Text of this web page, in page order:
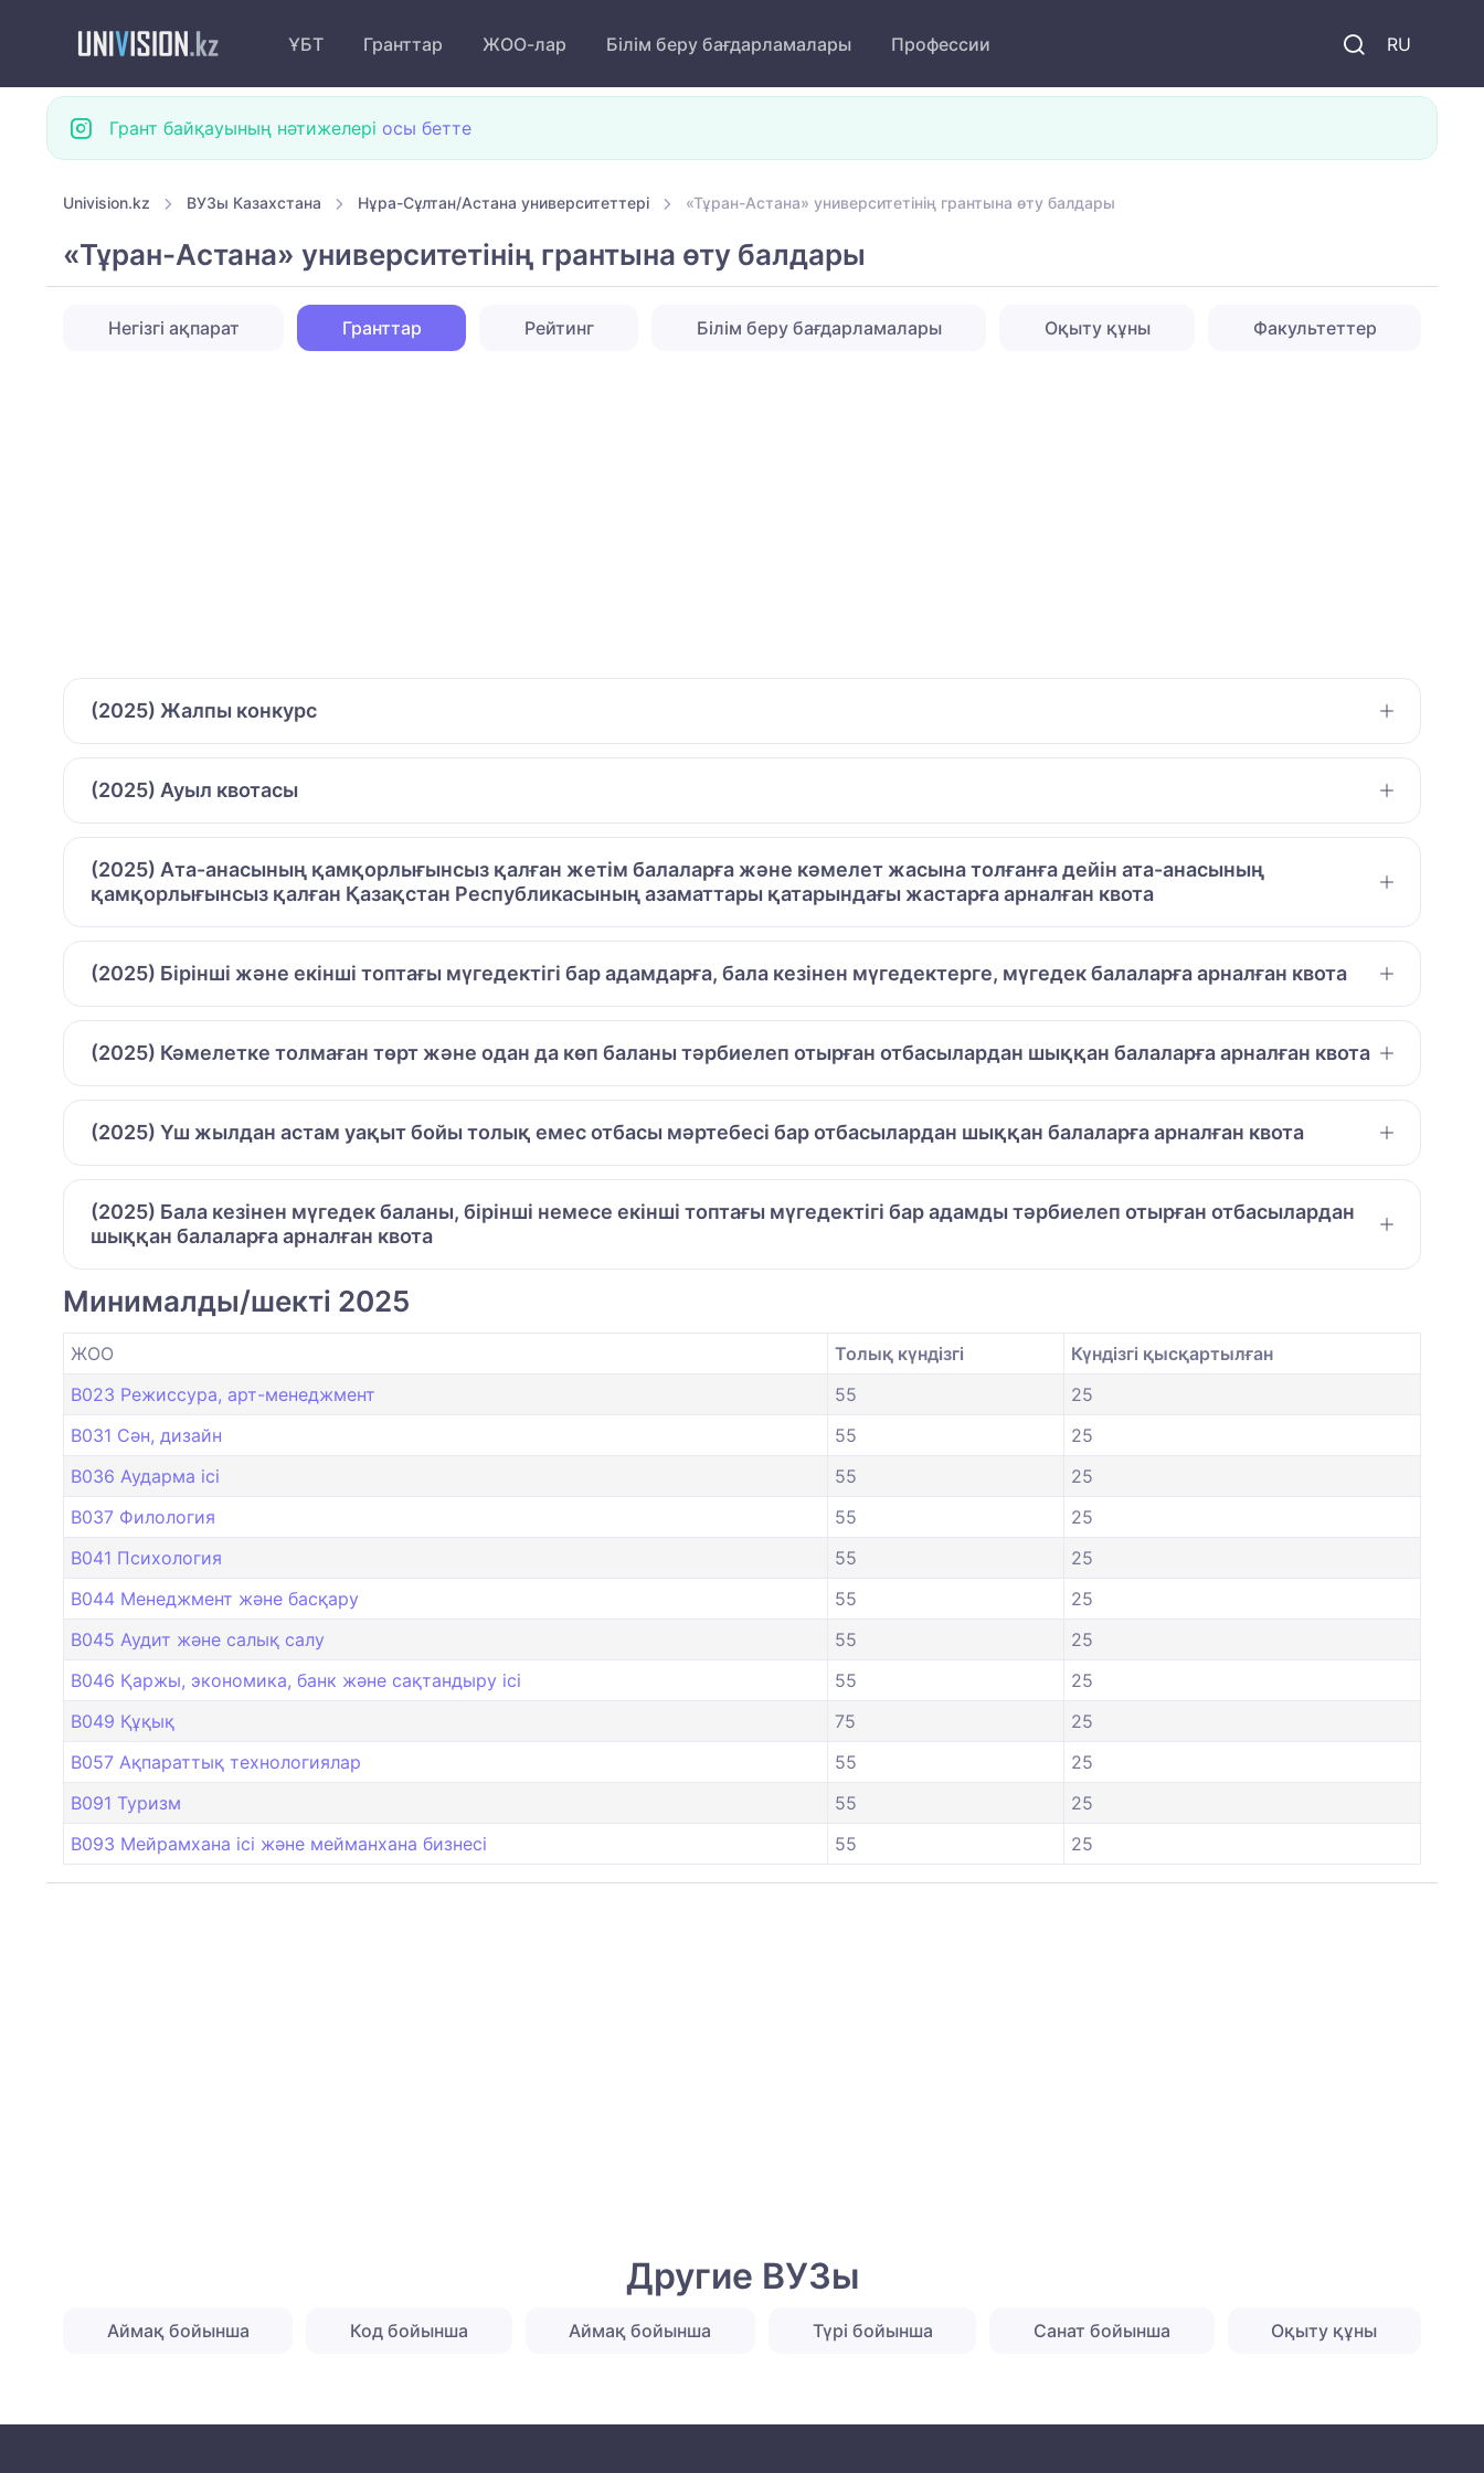
RU
ҰБТ Гранттар ЖОО-лар Білім беру бағдарламалары Профессии
Грант байқауының нәтижелері осы бетте
Univision.kz ВУЗы Казахстана Нұра-Сұлтан/Астана университеттері «Тұран-Астана» университетінің грантына өту балдары
«Тұран-Астана» университетінің грантына өту балдары
Негізгі ақпарат Гранттар Рейтинг Білім беру бағдарламалары Оқыту құны Факультеттер
(2025) Жалпы конкурс
(2025) Ауыл квотасы
(2025) Ата-анасының қамқорлығынсыз қалған жетім балаларға және кәмелет жасына толғанға дейін ата-анасының
қамқорлығынсыз қалған Қазақстан Республикасының азаматтары қатарындағы жастарға арналған квота
(2025) Бірінші және екінші топтағы мүгедектігі бар адамдарға, бала кезінен мүгедектерге, мүгедек балаларға арналған квота
(2025) Кәмелетке толмаған төрт және одан да көп баланы тәрбиелеп отырған отбасылардан шыққан балаларға арналған квота
(2025) Үш жылдан астам уақыт бойы толық емес отбасы мәртебесі бар отбасылардан шыққан балаларға арналған квота
(2025) Бала кезінен мүгедек баланы, бірінші немесе екінші топтағы мүгедектігі бар адамды тәрбиелеп отырған отбасылардан
шыққан балаларға арналған квота
Минималды/шекті 2025
ЖОО Толық күндізгі
Күндізгі қысқартылған
B023 Режиссура, арт-менеджмент
55
25
B031 Сән, дизайн
55
25
B036 Аударма ісі
55
25
B037 Филология
55
25
B041 Психология
55
25
B044 Менеджмент және басқару
55
25
B045 Аудит және салық салу
55
25
B046 Қаржы, экономика, банк және сақтандыру ісі
55
25
B049 Құқық
75
25
B057 Ақпараттық технологиялар
55
25
B091 Туризм
55
25
B093 Мейрамхана ісі және мейманхана бизнесі
55 25
Другие ВУЗы
Аймақ бойынша Код бойынша Аймақ бойынша Түрі бойынша Санат бойынша Оқыту құны